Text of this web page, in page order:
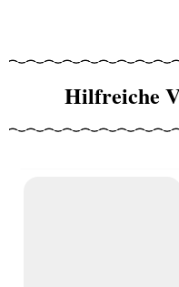
Hilfreiche